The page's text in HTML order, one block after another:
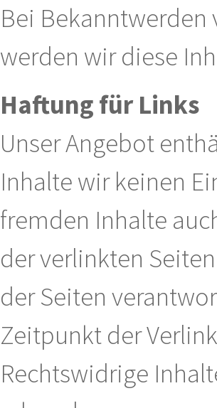
Bei Bekanntwerden
werden wir diese
Haftung für Links
Unser Angebot
Inhalte wir keinen
fremden Inhalte
der verlinkten
der Seiten
Zeitpunkt der
Rechtswidrige